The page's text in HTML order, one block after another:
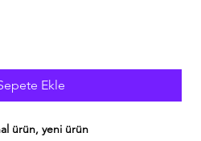
Ekle
ürün, yeni ürün